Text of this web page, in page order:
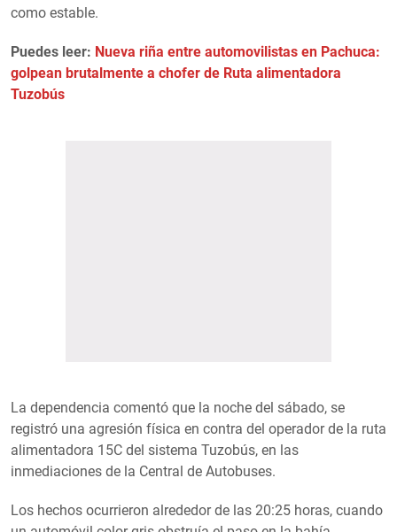
como estable.
Puedes leer: Nueva riña entre automovilistas en Pachuca:
golpean brutalmente a chofer de Ruta alimentadora
Tuzobús
La dependencia comentó que la noche del sábado, se
registró una agresión física en contra del operador de la ruta
alimentadora 15C del sistema Tuzobús, en las
inmediaciones de la Central de Autobuses.
Los hechos ocurrieron alrededor de las 20:25 horas, cuando